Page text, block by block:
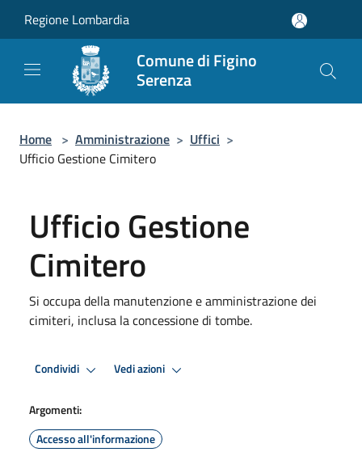
Regione Lombardia
Comune di Figino
Serenza
Home > Amministrazione > Uffici >
Ufficio Gestione Cimitero
Ufficio Gestione
Cimitero
Si occupa della manutenzione e amministrazione dei
cimiteri, inclusa la concessione di tombe.
Condividi Vedi azioni
Argomenti:
Accesso all'informazione